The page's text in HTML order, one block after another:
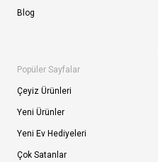
Blog
Popüler Sayfalar
Çeyiz Ürünleri
Yeni Ürünler
Yeni Ev Hediyeleri
Çok Satanlar